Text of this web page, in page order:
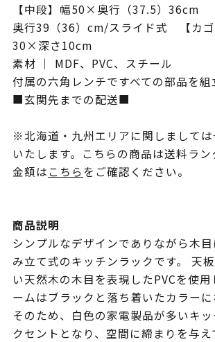
【中段】幅50×奥行（37.5）36cm
奥行39（36）cm/スライド式 【カ
30×深さ10cm
素材 ｜ MDF、PVC、スチール
付属の六角レンチですべての部品を組
■玄関先までの配送■
※北海道・九州エリアに関しましては
いたします。こちらの商品は送料ラン
金額はこちらをご確認ください。
商品説明
シンプルなデザインでありながら木
み立て式のキッチンラックです。 天
い天然木の木目を表現したPVCを使
ームはブラックと落ち着いたカラーに
そのため、白色の家電製品が多いキ
クセントとなり、空間に締まりを与え